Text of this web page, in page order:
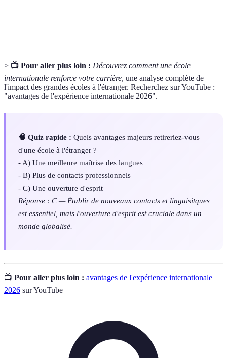
> 📺 Pour aller plus loin : Découvrez comment une école
internationale renforce votre carrière, une analyse complète de
l'impact des grandes écoles à l'étranger. Recherchez sur YouTube :
"avantages de l'expérience internationale 2026".
🧠 Quiz rapide : Quels avantages majeurs retireriez-vous
d'une école à l'étranger ?
- A) Une meilleure maîtrise des langues
- B) Plus de contacts professionnels
- C) Une ouverture d'esprit
Réponse : C — Établir de nouveaux contacts et linguisitques
est essentiel, mais l'ouverture d'esprit est cruciale dans un
monde globalisé.
📺 Pour aller plus loin : avantages de l'expérience internationale
2026 sur YouTube